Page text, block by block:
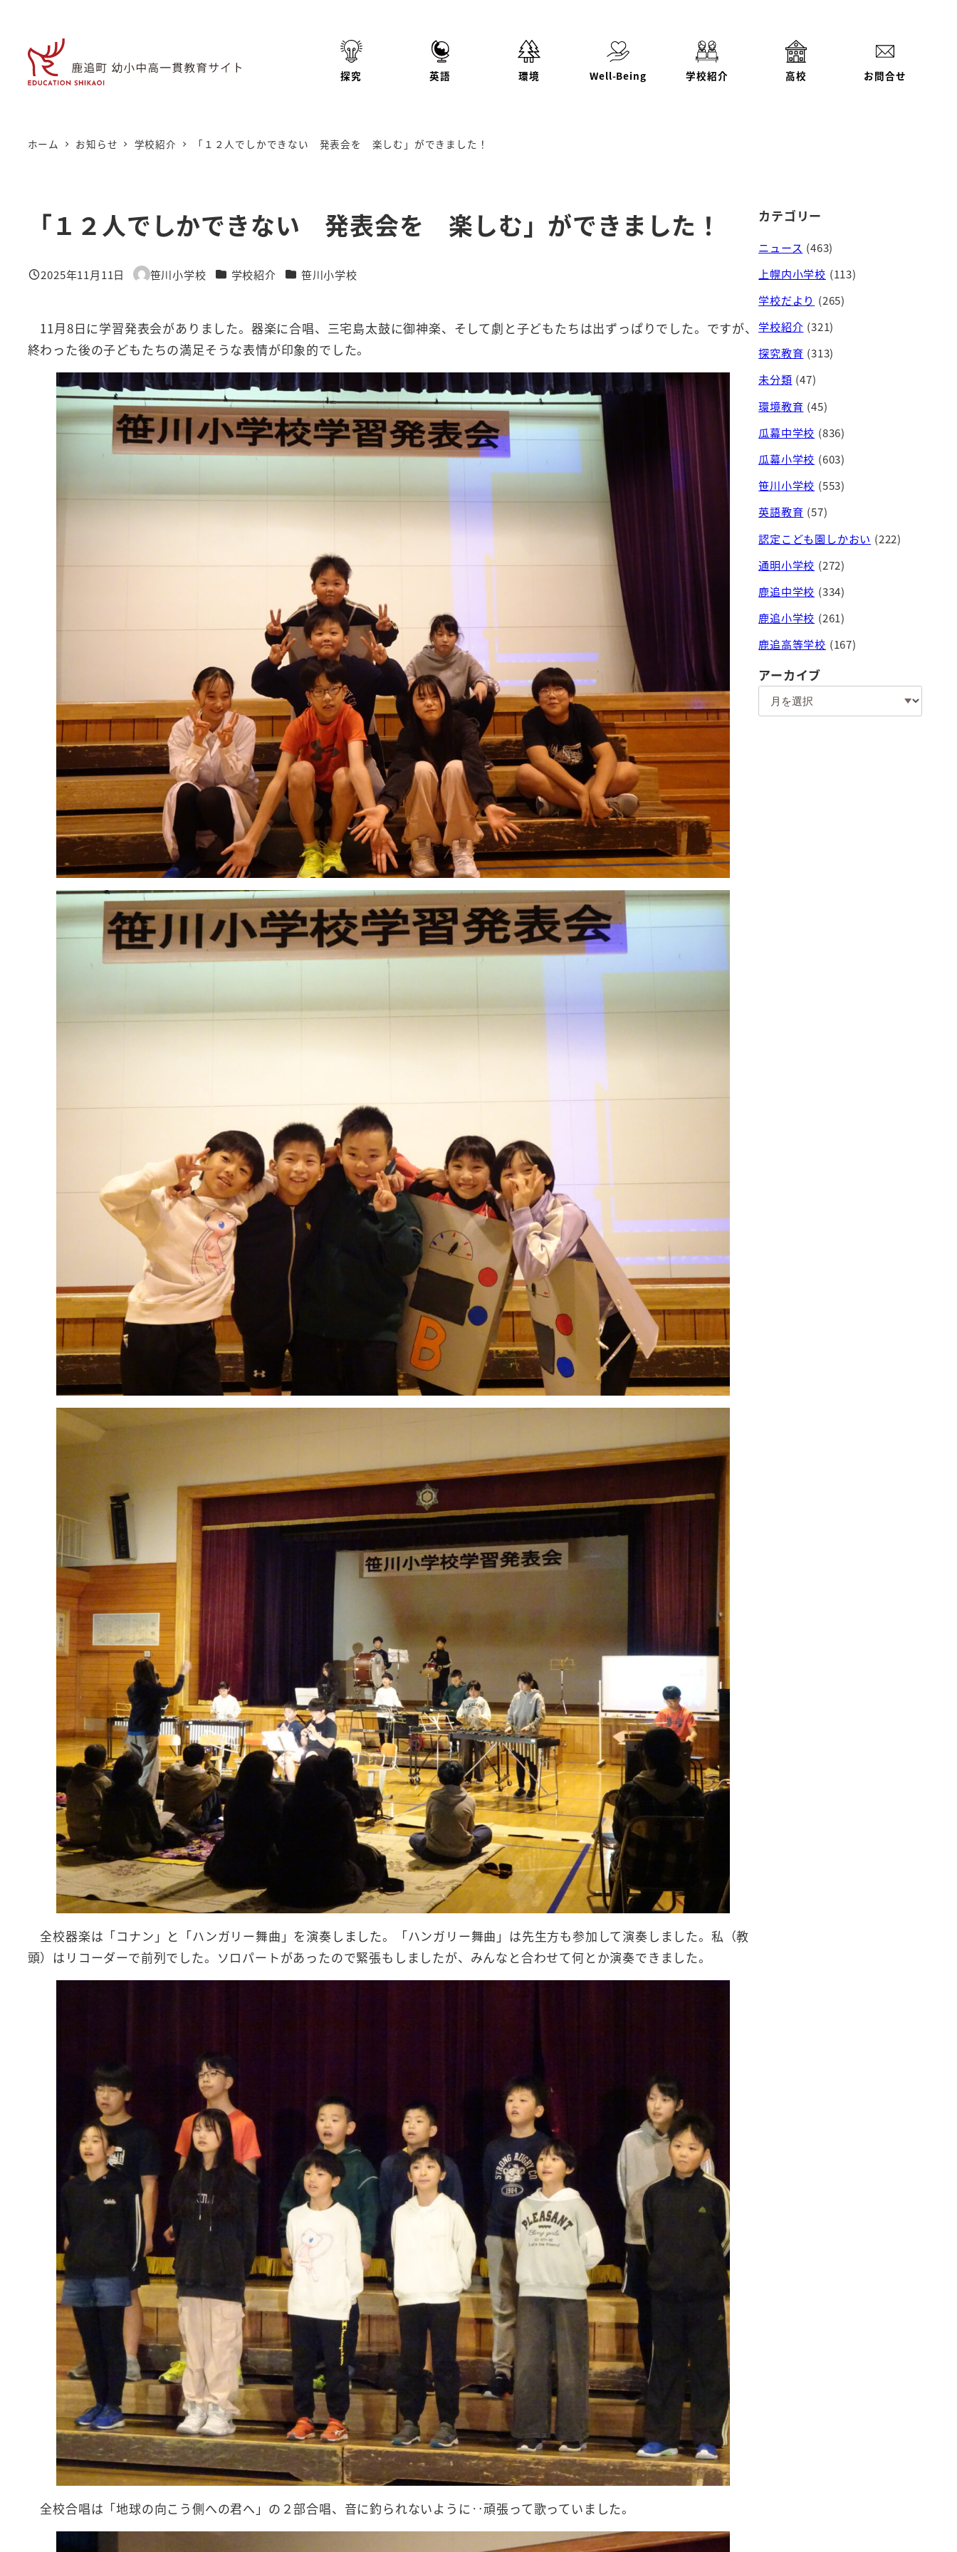
探究 英語 環境 Well-Being 学校紹介 高校 お問合せ
ホーム お知らせ 学校紹介 「１２人でしかできない 発表会を 楽しむ」ができました！
「１２人でしかできない 発表会を 楽しむ」ができました！
投稿日
2025年11月11日
著
笹川小学校 カテゴリー
学校紹介 カテゴリー
笹川小学校
11月8日に学習発表会がありました。器楽に合唱、三宅島太鼓に御神楽、そして劇と子どもたちは出ずっぱりでした。ですが、
終わった後の子どもたちの満足そうな表情が印象的でした。
全校器楽は「コナン」と「ハンガリー舞曲」を演奏しました。「ハンガリー舞曲」は先生方も参加して演奏しました。私（教
頭）はリコーダーで前列でした。ソロパートがあったので緊張もしましたが、みんなと合わせて何とか演奏できました。
全校合唱は「地球の向こう側への君へ」の２部合唱、音に釣られないように‥頑張って歌っていました。
カテゴリー
ニュース (463)
上幌内小学校 (113)
学校だより (265)
学校紹介 (321)
探究教育 (313)
未分類 (47)
環境教育 (45)
瓜幕中学校 (836)
瓜幕小学校 (603)
笹川小学校 (553)
英語教育 (57)
認定こども園しかおい (222)
通明小学校 (272)
鹿追中学校 (334)
鹿追小学校 (261)
鹿追高等学校 (167)
アーカイブ